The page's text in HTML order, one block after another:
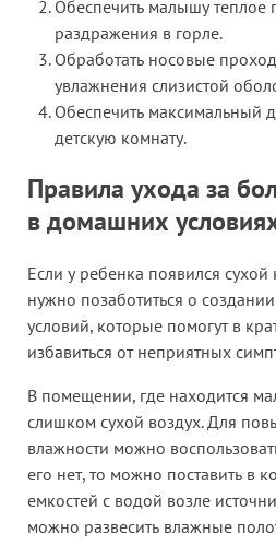
Обеспечить малышу теплое
раздражения в горле.
Обработать носовые
увлажнения слизистой
Обеспечить максимальный
детскую комнату.
Правила ухода за
в домашних
Если у ребенка появился
нужно позаботиться о
условий, которые помогут в
избавиться от неприятных
В помещении, где находится
слишком сухой воздух. Для
влажности можно
его нет, то можно поставить в
емкостей с водой возле
можно развесить влажные